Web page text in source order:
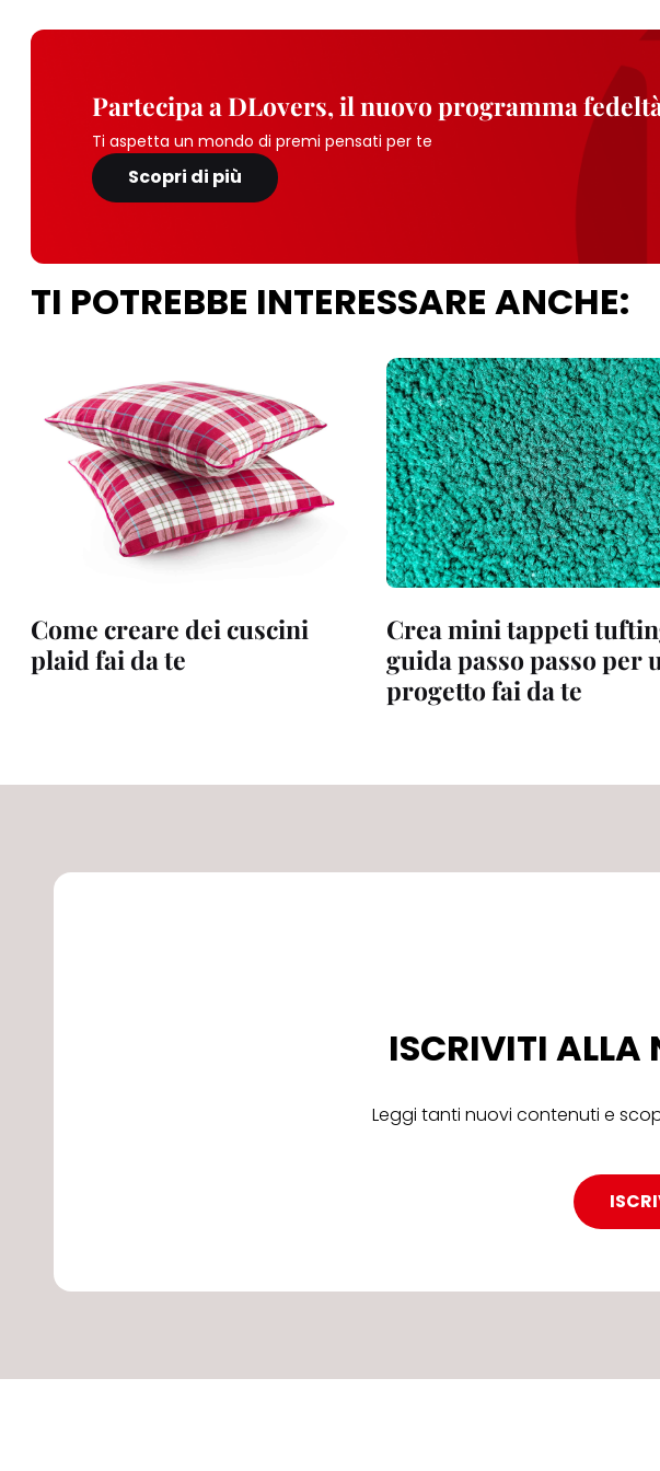
Partecipa a DLovers, il nuovo programma
Ti aspetta un mondo di premi pensati per te
Scopri di più
TI POTREBBE INTERESSARE ANCHE:
Come creare dei cuscini
plaid fai da te
Crea mini tappeti
guida passo passo per
progetto fai da te
ISCRIVITI ALLA
Leggi tanti nuovi contenuti e